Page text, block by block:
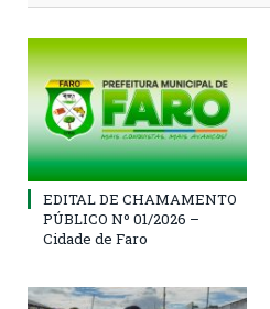
EDITAL DE CHAMAMENTO
PÚBLICO Nº 01/2026 –
Cidade de Faro